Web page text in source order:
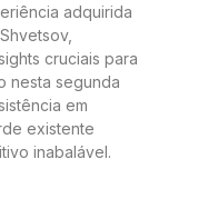
adquirida
cruciais para
nesta segunda
em
existente
inabalável.